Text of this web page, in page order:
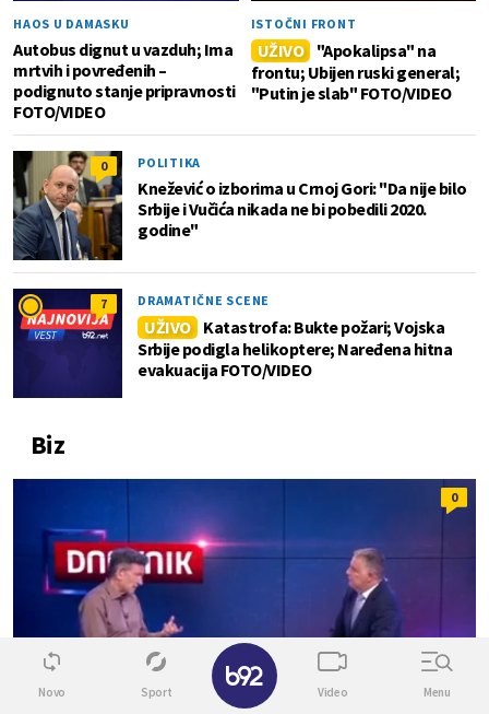
HAOS U DAMASKU
Autobus dignut u vazduh; Ima
mrtvih i povređenih –
podignuto stanje pripravnosti
FOTO/VIDEO
ISTOČNI FRONT
UŽIVO
"Apokalipsa" na
frontu; Ubijen ruski general;
"Putin je slab" FOTO/VIDEO
0 POLITIKA
Knežević o izborima u Crnoj Gori: "Da nije bilo
Srbije i Vučića nikada ne bi pobedili 2020.
godine"
7 DRAMATIČNE SCENE
UŽIVO
Katastrofa: Bukte požari; Vojska
Srbije podigla helikoptere; Naređena hitna
evakuacija FOTO/VIDEO
Biz
0
Novo Sport Video Menu
✕